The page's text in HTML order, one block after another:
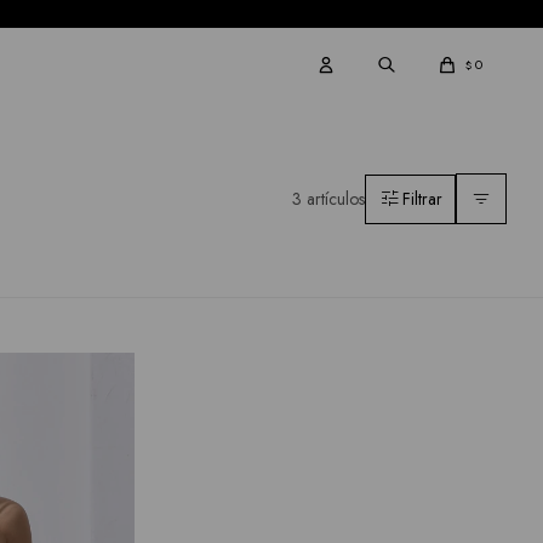
$ 0
3 artículos